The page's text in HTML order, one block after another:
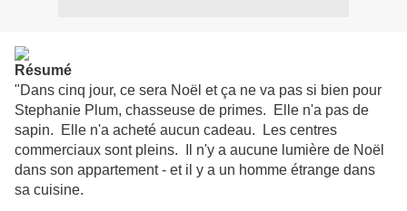
Résumé
"Dans cinq jour, ce sera Noël et ça ne va pas si bien pour
Stephanie Plum, chasseuse de primes. Elle n'a pas de
sapin. Elle n'a acheté aucun cadeau. Les centres
commerciaux sont pleins. Il n'y a aucune lumière de Noël
dans son appartement - et il y a un homme étrange dans
sa cuisine.